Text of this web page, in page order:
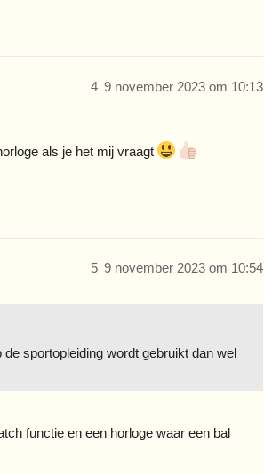
9 november 2023 om 10:13
4
als je het mij vraagt
9 november 2023 om 10:54
5
sportopleiding wordt gebruikt dan wel
functie en een horloge waar een bal